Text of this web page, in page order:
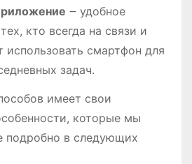
౼ удобное
кто всегда на связи и
использовать смартфон для
задач.
имеет свои
которые мы
подробно в следующих